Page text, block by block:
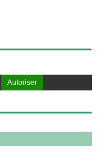
Autoriser